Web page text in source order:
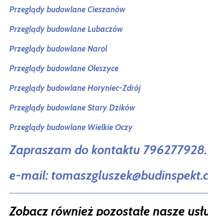
Przeglądy budowlane Cieszanów
Przeglądy budowlane Lubaczów
Przeglądy budowlane Narol
Przeglądy budowlane Oleszyce
Przeglądy budowlane Horyniec-Zdrój
Przeglądy budowlane Stary Dzików
Przeglądy budowlane Wielkie Oczy
Zapraszam do kontaktu 796277928.
e-mail:
Zobacz również pozostałe nasze